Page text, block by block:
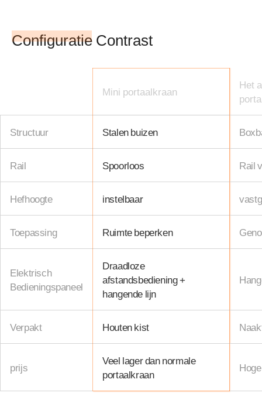
Configuratie Contrast
Mini portaalkraan
Het
Structuur Stalen buizen
Rail Spoorloos Rail
Hefhoogte instelbaar
Toepassing Ruimte beperken
Elektrisch
Bedieningspaneel
Draadloze
afstandsbediening +
hangende lijn
Verpakt Houten kist
prijs
Veel lager dan normale
portaalkraan